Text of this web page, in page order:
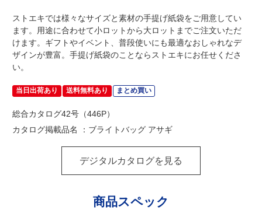
ストエキでは様々なサイズと素材の手提げ紙袋をご用意してい
ます。用途に合わせて小ロットから大ロットまでご注文いただ
けます。ギフトやイベント、普段使いにも最適なおしゃれなデ
ザインが豊富。手提げ紙袋のことならストエキにお任せくださ
い。
当日出荷あり 送料無料あり まとめ買い
総合カタログ42号（446P）
カタログ掲載品名 ：ブライトバッグ アサギ
デジタルカタログを見る
商品スペック